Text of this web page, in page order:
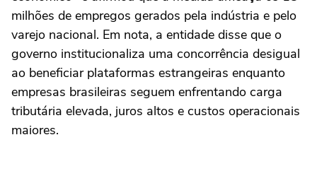
milhões de empregos gerados pela indústria e pelo
varejo nacional. Em nota, a entidade disse que o
governo institucionaliza uma concorrência desigual
ao beneficiar plataformas estrangeiras enquanto
empresas brasileiras seguem enfrentando carga
tributária elevada, juros altos e custos operacionais
maiores.